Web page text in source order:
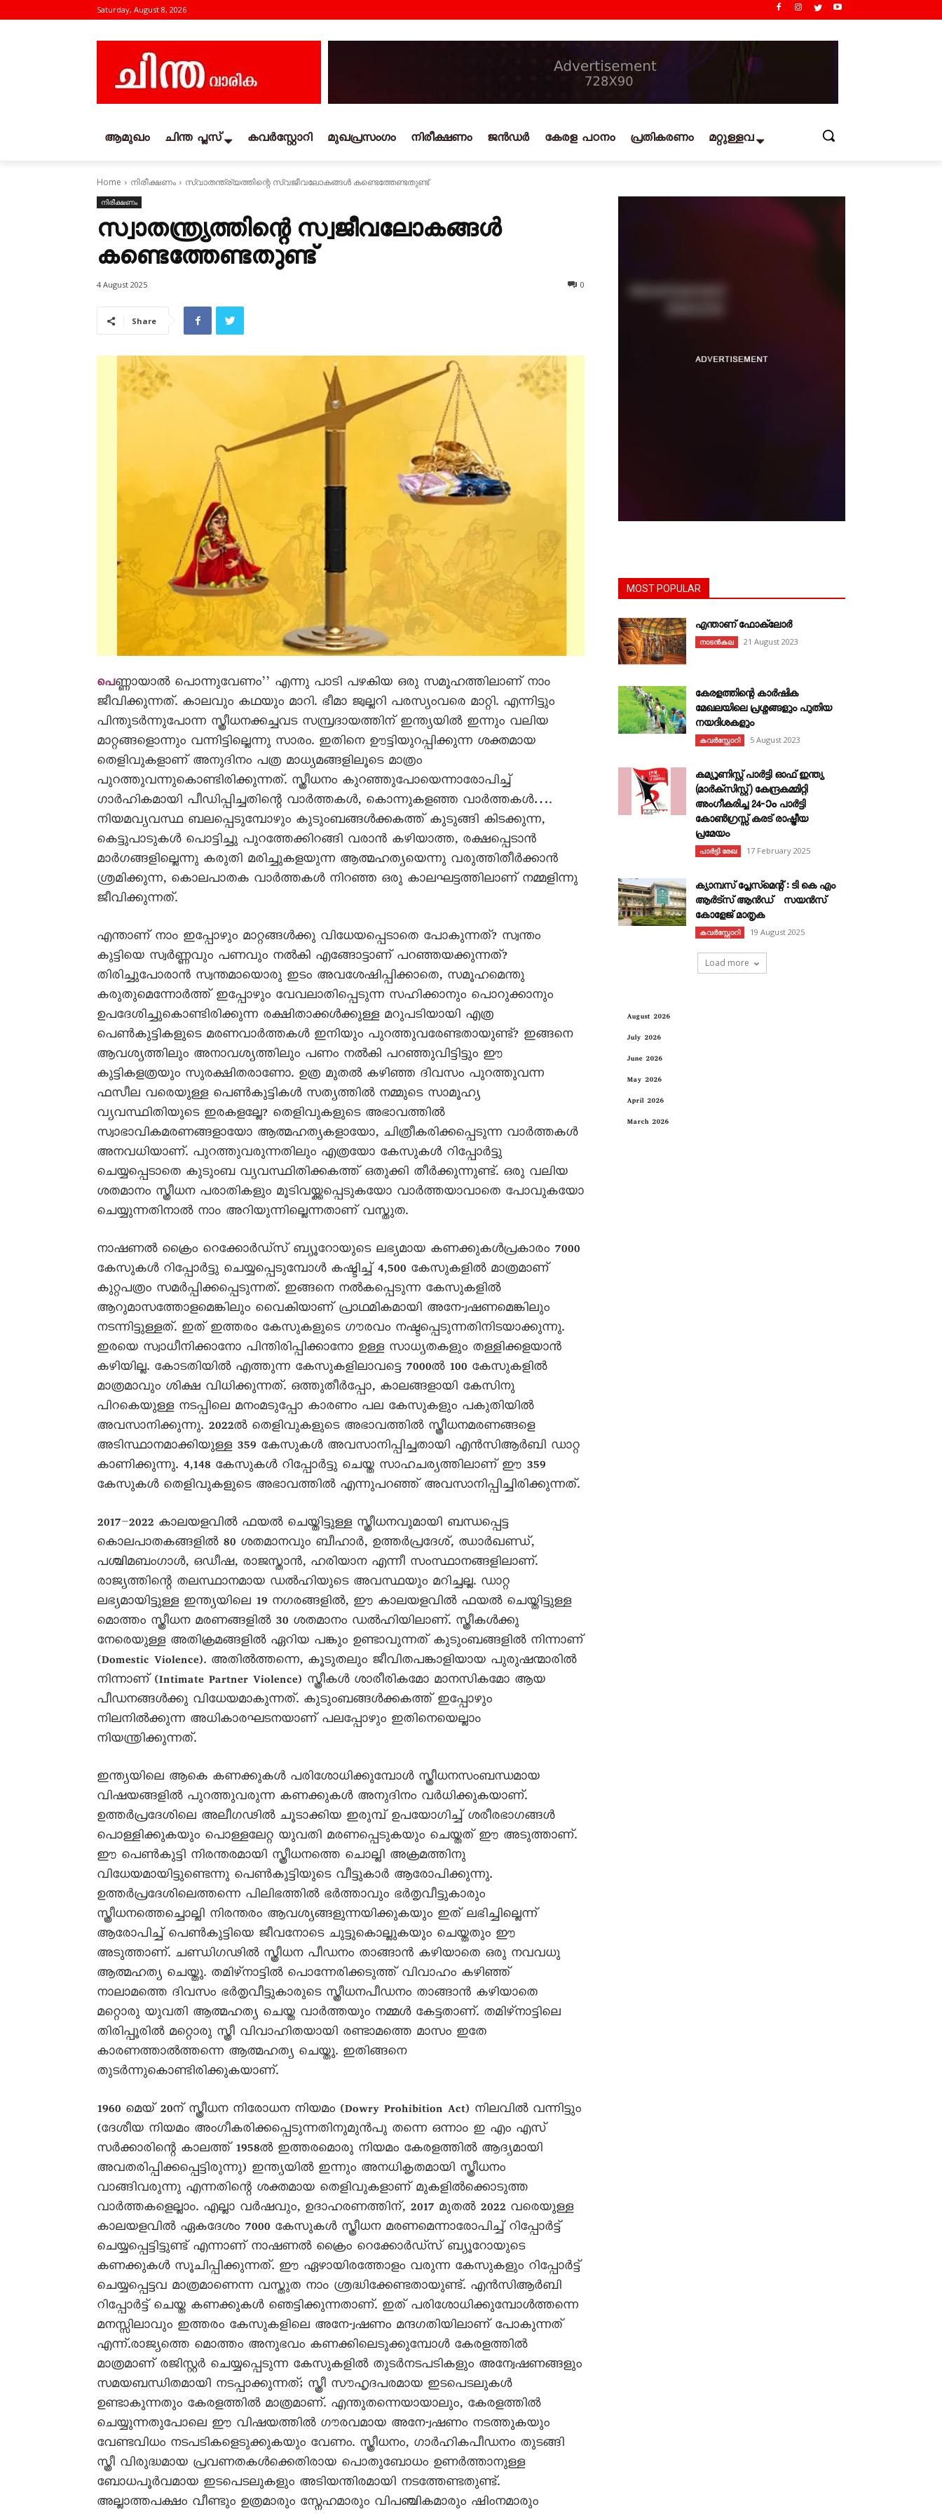
Saturday, August 8, 2026
ആമുഖം ചിന്ത പ്ലസ് കവര്‍സ്റ്റോറി മുഖപ്രസംഗം നിരീക്ഷണം ജൻഡർ കേരള പഠനം പ്രതികരണം മറ്റുള്ളവ
Home നിരീക്ഷണം സ്വാതന്ത്ര്യത്തിന്റെ സ്വജീവലോകങ്ങൾ കണ്ടെത്തേണ്ടതുണ്ട്
നിരീക്ഷണം
സ്വാതന്ത്ര്യത്തിന്റെ സ്വജീവലോകങ്ങൾ
കണ്ടെത്തേണ്ടതുണ്ട്
4 August 2025 0
Share
പെണ്ണായാൽ പൊന്നുവേണം’’ എന്നു പാടി പഴകിയ ഒരു സമൂഹത്തിലാണ് നാം
ജീവിക്കുന്നത്. കാലവും കഥയും മാറി. ഭീമാ ജ്വല്ലറി പരസ്യംവരെ മാറ്റി. എന്നിട്ടും
പിന്തുടർന്നുപോന്ന സ്ത്രീധനക്കച്ചവട സമ്പ്രദായത്തിന് ഇന്ത്യയിൽ ഇന്നും വലിയ
മാറ്റങ്ങളൊന്നും വന്നിട്ടില്ലെന്നു സാരം. ഇതിനെ ഊട്ടിയുറപ്പിക്കുന്ന ശക്തമായ
തെളിവുകളാണ് അനുദിനം പത്ര മാധ്യമങ്ങളിലൂടെ മാത്രം
പുറത്തുവന്നുകൊണ്ടിരിക്കുന്നത്. സ്ത്രീധനം കുറഞ്ഞുപോയെന്നാരോപിച്ച്
ഗാർഹികമായി പീഡിപ്പിച്ചതിന്റെ വാർത്തകൾ, കൊന്നുകളഞ്ഞ വാർത്തകൾ….
നിയമവ്യവസ്ഥ ബലപ്പെടുമ്പോഴും കുടുംബങ്ങൾക്കകത്ത് കുടുങ്ങി കിടക്കുന്ന,
കെട്ടുപാടുകൾ പൊട്ടിച്ചു പുറത്തേക്കിറങ്ങി വരാൻ കഴിയാത്ത, രക്ഷപ്പെടാൻ
മാർഗങ്ങളില്ലെന്നു കരുതി മരിച്ചുകളയുന്ന ആത്മഹത്യയെന്നു വരുത്തിതീർക്കാൻ
ശ്രമിക്കുന്ന, കൊലപാതക വാർത്തകൾ നിറഞ്ഞ ഒരു കാലഘട്ടത്തിലാണ് നമ്മളിന്നു
ജീവിക്കുന്നത്.
എന്താണ് നാം ഇപ്പോഴും മാറ്റങ്ങൾക്കു വിധേയപ്പെടാതെ പോകുന്നത്? സ്വന്തം
കുട്ടിയെ സ്വർണ്ണവും പണവും നൽകി എങ്ങോട്ടാണ് പറഞ്ഞയക്കുന്നത്?
തിരിച്ചുപോരാൻ സ്വന്തമായൊരു ഇടം അവശേഷിപ്പിക്കാതെ, സമൂഹമെന്തു
കരുതുമെന്നോർത്ത് ഇപ്പോഴും വേവലാതിപ്പെടുന്ന സഹിക്കാനും പൊറുക്കാനും
ഉപദേശിച്ചുകൊണ്ടിരിക്കുന്ന രക്ഷിതാക്കൾക്കുള്ള മറുപടിയായി എത്ര
പെൺകുട്ടികളുടെ മരണവാർത്തകൾ ഇനിയും പുറത്തുവരേണ്ടതായുണ്ട്? ഇങ്ങനെ
ആവശ്യത്തിലും അനാവശ്യത്തിലും പണം നൽകി പറഞ്ഞുവിട്ടിട്ടും ഈ
കുട്ടികളത്രയും സുരക്ഷിതരാണോ. ഉത്ര മുതൽ കഴിഞ്ഞ ദിവസം പുറത്തുവന്ന
ഫസീല വരെയുള്ള പെൺകുട്ടികൾ സത്യത്തിൽ നമ്മുടെ സാമൂഹ്യ
വ്യവസ്ഥിതിയുടെ ഇരകളല്ലേ? തെളിവുകളുടെ അഭാവത്തിൽ
സ്വാഭാവികമരണങ്ങളായോ ആത്മഹത്യകളായോ, ചിത്രീകരിക്കപ്പെടുന്ന വാർത്തകൾ
അനവധിയാണ്. പുറത്തുവരുന്നതിലും എത്രയോ കേസുകൾ റിപ്പോർട്ടു
ചെയ്യപ്പെടാതെ കുടുംബ വ്യവസ്ഥിതിക്കകത്ത് ഒതുക്കി തീർക്കുന്നുണ്ട്. ഒരു വലിയ
ശതമാനം സ്ത്രീധന പരാതികളും മൂടിവയ്ക്കപ്പെടുകയോ വാർത്തയാവാതെ പോവുകയോ
ചെയ്യുന്നതിനാൽ നാം അറിയുന്നില്ലെന്നതാണ് വസ്തുത.
നാഷണൽ ക്രൈം റെക്കോർഡ്സ് ബ്യൂറോയുടെ ലഭ്യമായ കണക്കുകൾപ്രകാരം 7000
കേസുകൾ റിപ്പോർട്ടു ചെയ്യപ്പെടുമ്പോൾ കഷ്ടിച്ച് 4,500 കേസുകളിൽ മാത്രമാണ്
കുറ്റപത്രം സമർപ്പിക്കപ്പെടുന്നത്. ഇങ്ങനെ നൽകപ്പെടുന്ന കേസുകളിൽ
ആറുമാസത്തോളമെങ്കിലും വെെകിയാണ് പ്രാഥമികമായി അനേ-്വഷണമെങ്കിലും
നടന്നിട്ടുള്ളത്. ഇത് ഇത്തരം കേസുകളുടെ ഗൗരവം നഷ്ടപ്പെടുന്നതിനിടയാക്കുന്നു.
ഇരയെ സ്വാധീനിക്കാനോ പിന്തിരിപ്പിക്കാനോ ഉള്ള സാധ്യതകളും തള്ളിക്കളയാൻ
കഴിയില്ല. കോടതിയിൽ എത്തുന്ന കേസുകളിലാവട്ടെ 7000ൽ 100 കേസുകളിൽ
മാത്രമാവും ശിക്ഷ വിധിക്കുന്നത്. ഒത്തുതീർപ്പോ, കാലങ്ങളായി കേസിനു
പിറകെയുള്ള നടപ്പിലെ മനംമടുപ്പോ കാരണം പല കേസുകളും പകുതിയിൽ
അവസാനിക്കുന്നു. 2022ൽ തെളിവുകളുടെ അഭാവത്തിൽ സ്ത്രീധനമരണങ്ങളെ
അടിസ്ഥാനമാക്കിയുള്ള 359 കേസുകൾ അവസാനിപ്പിച്ചതായി എൻസിആർബി ഡാറ്റ
കാണിക്കുന്നു. 4,148 കേസുകൾ റിപ്പോർട്ടു ചെയ്ത സാഹചര്യത്തിലാണ് ഈ 359
കേസുകൾ തെളിവുകളുടെ അഭാവത്തിൽ എന്നുപറഞ്ഞ് അവസാനിപ്പിച്ചിരിക്കുന്നത്.
2017–2022 കാലയളവിൽ ഫയൽ ചെയ്തിട്ടുള്ള സ്ത്രീധനവുമായി ബന്ധപ്പെട്ട
കൊലപാതകങ്ങളിൽ 80 ശതമാനവും ബീഹാർ, ഉത്തർപ്രദേശ്, ഝാർഖണ്ഡ്,
പശ്ചിമബംഗാൾ, ഒഡീഷ, രാജസ്താൻ, ഹരിയാന എന്നീ സംസ്ഥാനങ്ങളിലാണ്.
രാജ്യത്തിന്റെ തലസ്ഥാനമായ ഡൽഹിയുടെ അവസ്ഥയും മറിച്ചല്ല. ഡാറ്റ
ലഭ്യമായിട്ടുള്ള ഇന്ത്യയിലെ 19 നഗരങ്ങളിൽ, ഈ കാലയളവിൽ ഫയൽ ചെയ്തിട്ടുള്ള
മൊത്തം സ്ത്രീധന മരണങ്ങളിൽ 30 ശതമാനം ഡൽഹിയിലാണ്. സ്ത്രീകൾക്കു
നേരെയുള്ള അതിക്രമങ്ങളിൽ ഏറിയ പങ്കും ഉണ്ടാവുന്നത് കുടുംബങ്ങളിൽ നിന്നാണ്
(Domestic Violence). അതിൽത്തന്നെ, കൂടുതലും ജീവിതപങ്കാളിയായ പുരുഷന്മാരിൽ
നിന്നാണ് (Intimate Partner Violence) സ്ത്രീകൾ ശാരീരികമോ മാനസികമോ ആയ
പീഡനങ്ങൾക്കു വിധേയമാകുന്നത്. കുടുംബങ്ങൾക്കകത്ത് ഇപ്പോഴും
നിലനിൽക്കുന്ന അധികാരഘടനയാണ് പലപ്പോഴും ഇതിനെയെല്ലാം
നിയന്ത്രിക്കുന്നത്.
ഇന്ത്യയിലെ ആകെ കണക്കുകൾ പരിശോധിക്കുമ്പോൾ സ്ത്രീധനസംബന്ധമായ
വിഷയങ്ങളിൽ പുറത്തുവരുന്ന കണക്കുകൾ അനുദിനം വർധിക്കുകയാണ്.
ഉത്തർപ്രദേശിലെ അലീഗഢിൽ ചൂടാക്കിയ ഇരുമ്പ് ഉപയോഗിച്ച് ശരീരഭാഗങ്ങൾ
പൊള്ളിക്കുകയും പൊള്ളലേറ്റ യുവതി മരണപ്പെടുകയും ചെയ്തത് ഈ അടുത്താണ്.
ഈ പെൺകുട്ടി നിരന്തരമായി സ്ത്രീധനത്തെ ചൊല്ലി അക്രമത്തിനു
വിധേയമായിട്ടുണ്ടെന്നു പെൺകുട്ടിയുടെ വീട്ടുകാർ ആരോപിക്കുന്നു.
ഉത്തർപ്രദേശിലെത്തന്നെ പിലിഭത്തിൽ ഭർത്താവും ഭർതൃവീട്ടുകാരും
സ്ത്രീധനത്തെച്ചൊല്ലി നിരന്തരം ആവശ്യങ്ങളുന്നയിക്കുകയും ഇത് ലഭിച്ചില്ലെന്ന്
ആരോപിച്ച് പെൺകുട്ടിയെ ജീവനോടെ ചുട്ടുകൊല്ലുകയും ചെയ്തതും ഈ
അടുത്താണ്. ചണ്ഡിഗഢിൽ സ്ത്രീധന പീഡനം താങ്ങാൻ കഴിയാതെ ഒരു നവവധു
ആത്മഹത്യ ചെയ്തു. തമിഴ്നാട്ടിൽ പൊന്നേരിക്കടുത്ത് വിവാഹം കഴിഞ്ഞ്
നാലാമത്തെ ദിവസം ഭർതൃവീട്ടുകാരുടെ സ്ത്രീധനപീഡനം താങ്ങാൻ കഴിയാതെ
മറ്റൊരു യുവതി ആത്മഹത്യ ചെയ്ത വാർത്തയും നമ്മൾ കേട്ടതാണ്. തമിഴ്നാട്ടിലെ
തിരിപ്പൂരിൽ മറ്റൊരു സ്ത്രീ വിവാഹിതയായി രണ്ടാമത്തെ മാസം ഇതേ
കാരണത്താൽത്തന്നെ ആത്മഹത്യ ചെയ്തു. ഇതിങ്ങനെ
തുടർന്നുകൊണ്ടിരിക്കുകയാണ്.
1960 മെയ് 20ന് സ്ത്രീധന നിരോധന നിയമം (Dowry Prohibition Act) നിലവിൽ വന്നിട്ടും
(ദേശീയ നിയമം അംഗീകരിക്കപ്പെടുന്നതിനുമുൻപു തന്നെ ഒന്നാം ഇ എം എസ്
സർക്കാരിന്റെ കാലത്ത് 1958ൽ ഇത്തരമൊരു നിയമം കേരളത്തിൽ ആദ്യമായി
അവതരിപ്പിക്കപ്പെട്ടിരുന്നു) ഇന്ത്യയിൽ ഇന്നും അനധികൃതമായി സ്ത്രീധനം
വാങ്ങിവരുന്നു എന്നതിന്റെ ശക്തമായ തെളിവുകളാണ് മുകളിൽക്കൊടുത്ത
വാർത്തകളെല്ലാം. എല്ലാ വർഷവും, ഉദാഹരണത്തിന്, 2017 മുതൽ 2022 വരെയുള്ള
കാലയളവിൽ ഏകദേശം 7000 കേസുകൾ സ്ത്രീധന മരണമെന്നാരോപിച്ച് റിപ്പോർട്ട്
ചെയ്യപ്പെട്ടിട്ടുണ്ട് എന്നാണ് നാഷണൽ ക്രൈം റെക്കോർഡ്സ് ബ്യൂറോയുടെ
കണക്കുകൾ സൂചിപ്പിക്കുന്നത്. ഈ ഏഴായിരത്തോളം വരുന്ന കേസുകളും റിപ്പോർട്ട്
ചെയ്യപ്പെട്ടവ മാത്രമാണെന്ന വസ്തുത നാം ശ്രദ്ധിക്കേണ്ടതായുണ്ട്. എൻസിആർബി
റിപ്പോർട്ട് ചെയ്ത കണക്കുകൾ ഞെട്ടിക്കുന്നതാണ്. ഇത് പരിശോധിക്കുമ്പോൾത്തന്നെ
മനസ്സിലാവും ഇത്തരം കേസുകളിലെ അനേ-്വഷണം മന്ദഗതിയിലാണ് പോകുന്നത്
എന്ന്.രാജ്യത്തെ മൊത്തം അനുഭവം കണക്കിലെടുക്കുമ്പോൾ കേരളത്തിൽ
മാത്രമാണ് രജിസ്റ്റർ ചെയ്യപ്പെടുന്ന കേസുകളിൽ തുടർനടപടികളും അന്വേഷണങ്ങളും
സമയബന്ധിതമായി നടപ്പാക്കുന്നത്; സ്ത്രീ സൗഹൃദപരമായ ഇടപെടലുകൾ
ഉണ്ടാകുന്നതും കേരളത്തിൽ മാത്രമാണ‍്. എന്തുതന്നെയായാലും, കേരളത്തിൽ
ചെയ്യുന്നതുപോലെ ഈ വിഷയത്തിൽ ഗൗരവമായ അനേ-്വഷണം നടത്തുകയും
വേണ്ടവിധം നടപടികളെടുക്കുകയും വേണം. സ്ത്രീധനം, ഗാർഹികപീഡനം തുടങ്ങി
സ്ത്രീ വിരുദ്ധമായ പ്രവണതകൾക്കെതിരായ പൊതുബോധം ഉണർത്താനുള്ള
ബോധപൂർവമായ ഇടപെടലുകളും അടിയന്തിരമായി നടത്തേണ്ടതുണ്ട്.
അല്ലാത്തപക്ഷം വീണ്ടും ഉത്രമാരും സ്നേഹമാരും വിപഞ്ചികമാരും ഷിംനമാരും
MOST POPULAR
എന്താണ്‌ ഫോക്‌ലോർ
നാടൻകല 21 August 2023
കേരളത്തിന്റെ കാർഷിക
മേഖലയിലെ പ്രശ്നങ്ങളും പുതിയ
നയദിശകളും
കവര്‍സ്റ്റോറി 5 August 2023
കമ്യൂണിസ്റ്റ് പാർട്ടി ഓഫ് ഇന്ത്യ
(മാർക്സിസ്റ്റ്) കേന്ദ്രകമ്മിറ്റി
അംഗീകരിച്ച 24‐ാം പാർട്ടി
കോൺഗ്രസ്സ് കരട് രാഷ്ട്രീയ
പ്രമേയം
പാർട്ടി രേഖ 17 February 2025
ക്യാമ്പസ് പ്ലേസ്മെന്റ് : ടി കെ എം
ആർട്സ് ആൻഡ് സയൻസ്
കോളേജ് മാതൃക
കവര്‍സ്റ്റോറി 19 August 2025
Load more
August 2026
July 2026
June 2026
May 2026
April 2026
March 2026